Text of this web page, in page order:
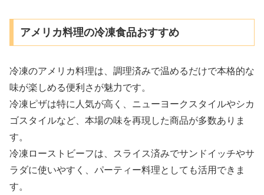
アメリカ料理の冷凍食品おすすめ
冷凍のアメリカ料理は、調理済みで温めるだけで本格的な
味が楽しめる便利さが魅力です。
冷凍ピザは特に人気が高く、ニューヨークスタイルやシカ
ゴスタイルなど、本場の味を再現した商品が多数ありま
す。
冷凍ローストビーフは、スライス済みでサンドイッチやサ
ラダに使いやすく、パーティー料理としても活用できま
す。